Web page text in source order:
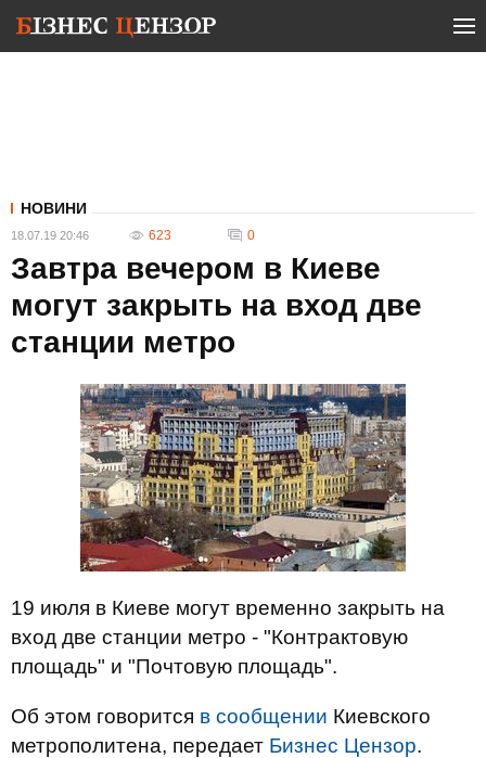
НОВИНИ
18.07.19 20:46 623 0
Завтра вечером в Киеве
могут закрыть на вход две
станции метро
19 июля в Киеве могут временно закрыть на
вход две станции метро - "Контрактовую
площадь" и "Почтовую площадь".
Об этом говорится в сообщении Киевского
метрополитена, передает Бизнес Цензор.